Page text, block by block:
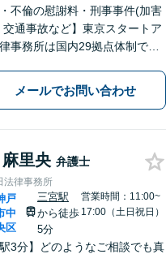
・不倫の慰謝料・刑事事件(加害
交通事故など】東京スタートア
事務所は国内29拠点体制で全
律相談は完全予約制)】各分野で
の高い弁護士が寄り添い解決を
メールでお問い合わせ
里央 弁護士
法律事務所
戸
中
区
三宮駅
から徒歩
5分
営業時間：11:00~
17:00（土日祝日）
駅3分】どのようなご相談でも真